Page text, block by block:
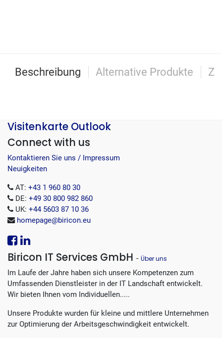
Beschreibung Alternative Produkte
Visitenkarte Outlook
Connect with us
Kontaktieren Sie uns / Impressum
Neuigkeiten
AT: +43 1 960 80 30
DE: +49 30 800 982 860
UK: +44 5603 87 10 36
homepage@biricon.eu
Biricon IT Services GmbH - Über uns
Im Laufe der Jahre haben sich unsere Kompetenzen zum
Umfassenden Dienstleister in der IT Landschaft entwickelt.
Wir bieten Ihnen vom Individuellen.....
Unsere Produkte wurden für kleine und mittlere Unternehmen
zur Optimierung der Arbeitsgeschwindigkeit entwickelt.